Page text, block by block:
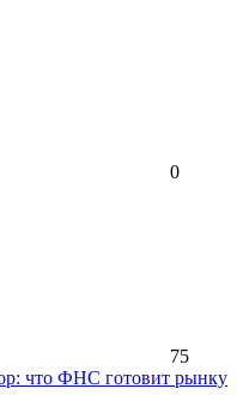
0
75
что ФНС готовит рынку